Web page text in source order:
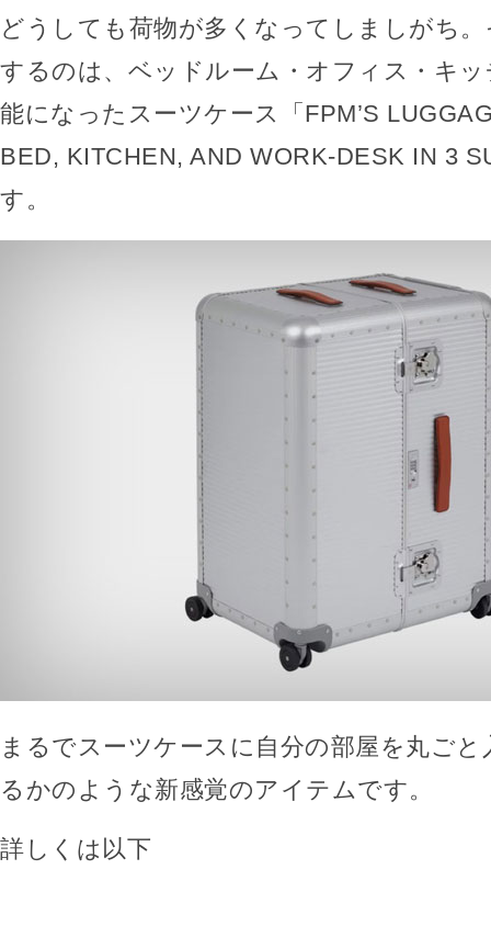
どうしても荷物が多くなってしましがち
するのは、ベッドルーム・オフィス・キ
能になったスーツケース「FPM’S
BED, KITCHEN, AND WORK-DESK IN 3
す。
まるでスーツケースに自分の部屋を丸ご
るかのような新感覚のアイテムです。
詳しくは以下